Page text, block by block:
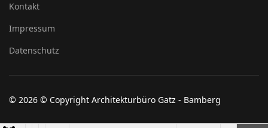
Kontakt
Impressum
Datenschutz
© 2026 © Copyright Architekturbüro Gatz - Bamberg